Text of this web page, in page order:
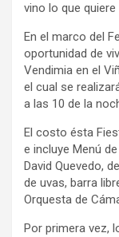
vino lo que quiere
En el marco del
oportunidad de
Vendimia en el
el cual se
a las 10 de la
El costo ésta
e incluye Menú
David Quevedo,
de uvas, barra
Orquesta de
Por primera vez,